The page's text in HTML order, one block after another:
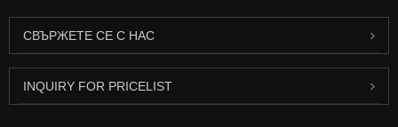
СВЪРЖЕТЕ СЕ С НАС
INQUIRY FOR PRICELIST